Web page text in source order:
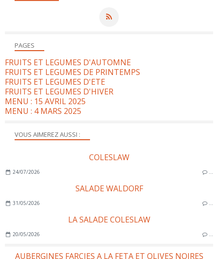
VOUS AIMEREZ AUSSI :
COLESLAW
24/07/2026
SALADE WALDORF
31/05/2026
LA SALADE COLESLAW
20/05/2026
AUBERGINES FARCIES A LA FETA ET OLIVES NOIRES
PAGES
FRUITS ET LEGUMES D'AUTOMNE
FRUITS ET LEGUMES DE PRINTEMPS
FRUITS ET LEGUMES D'ETE
FRUITS ET LEGUMES D'HIVER
MENU : 15 AVRIL 2025
MENU : 4 MARS 2025